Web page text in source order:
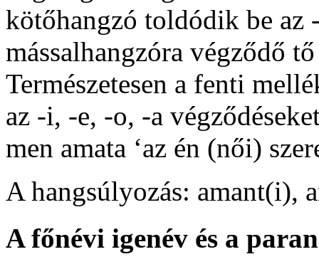
kötőhangzó toldódik be az
mássalhangzóra végződő
Természetesen a fenti
az -i, -e, -o, -a
men amata ‘az én (női)
A hangsúlyozás: amant(i),
A főnévi igenév és a